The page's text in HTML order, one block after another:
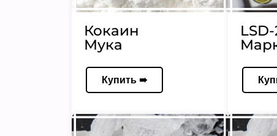
Кокаин
Мука
Купить ➠